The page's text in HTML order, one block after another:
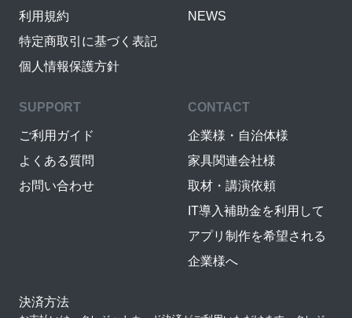
利用規約
特定商取引に基づく表記
個人情報保護方針
NEWS
SUPPORT
ご利用ガイド
よくある質問
お問い合わせ
CONTACT
企業様・自治体様
家具関連会社様
取材・講演依頼
IT導入補助金を利用して
アプリ制作を希望される
企業様へ
決済方法